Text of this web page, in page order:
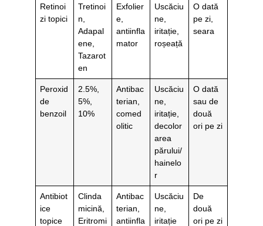
Retinoi
zi topici
Tretinoi
n,
Adapal
ene,
Tazarot
en
Exfolier
e,
antiinfla
mator
Uscăciu
ne,
iritație,
roșeață
O dată
pe zi,
seara
Peroxid
de
benzoil
2.5%,
5%,
10%
Antibac
terian,
comed
olitic
Uscăciu
ne,
iritație,
decolor
area
părului/
hainelo
r
O dată
sau de
două
ori pe zi
Antibiot
ice
topice
Clinda
micină,
Eritromi
Antibac
terian,
antiinfla
Uscăciu
ne,
iritație
De
două
ori pe zi